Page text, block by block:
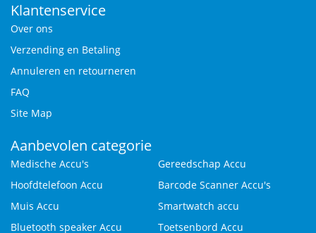
Klantenservice
Over ons
Verzending en Betaling
Annuleren en retourneren
FAQ
Site Map
Aanbevolen categorie
Medische Accu's
Gereedschap Accu
Hoofdtelefoon Accu
Barcode Scanner Accu's
Muis Accu
Smartwatch accu
Bluetooth speaker Accu
Toetsenbord Accu